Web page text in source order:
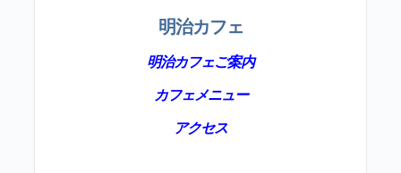
明治カフェ
明治カフェご案内
カフェメニュー
アクセス